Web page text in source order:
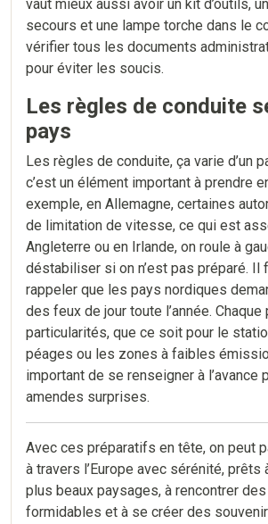
vaut mieux aussi avoir un kit d’outils,
secours et une lampe torche dans le
vérifier tous les documents
pour éviter les soucis.
Les règles de conduite
pays
Les règles de conduite, ça varie d’un
c’est un élément important à prendre
exemple, en Allemagne, certaines
de limitation de vitesse, ce qui est
Angleterre ou en Irlande, on roule à
déstabiliser si on n’est pas préparé. Il
rappeler que les pays nordiques
des feux de jour toute l’année.
particularités, que ce soit pour le
péages ou les zones à faibles
important de se renseigner à l’avance
amendes surprises.
Avec ces préparatifs en tête, on peut
à travers l’Europe avec sérénité, prêts
plus beaux paysages, à rencontrer
formidables et à se créer des